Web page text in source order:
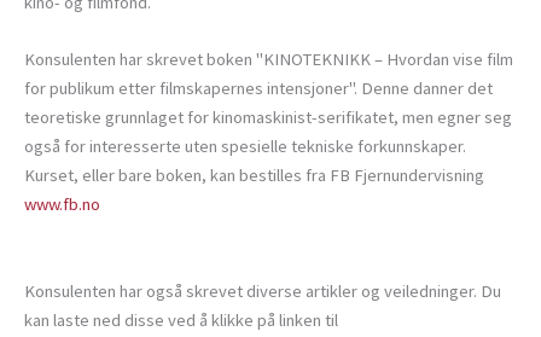
Konsulenten har skrevet boken "KINOTEKNIKK – Hvordan vise film
for publikum etter filmskapernes intensjoner". Denne danner det
teoretiske grunnlaget for kinomaskinist-serifikatet, men egner seg
også for interesserte uten spesielle tekniske forkunnskaper.
Kurset, eller bare boken, kan bestilles fra FB Fjernundervisning
www.fb.no
Konsulenten har også skrevet diverse artikler og veiledninger. Du
kan laste ned disse ved å klikke på linken til